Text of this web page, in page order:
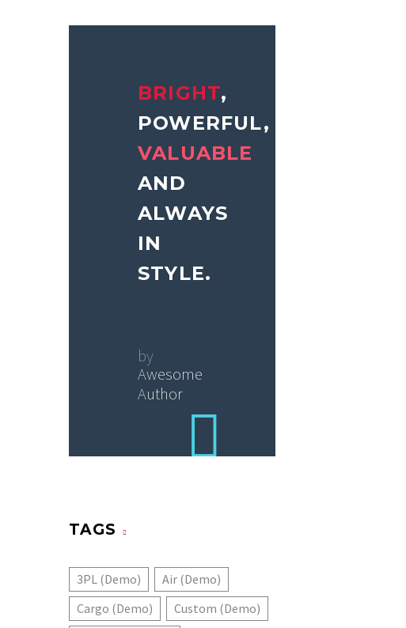
BRIGHT,
POWERFUL,
VALUABLE
AND
ALWAYS
IN
STYLE.
by
Awesome
Author
TAGS
3PL (Demo)
Air (Demo)
Cargo (Demo)
Custom (Demo)